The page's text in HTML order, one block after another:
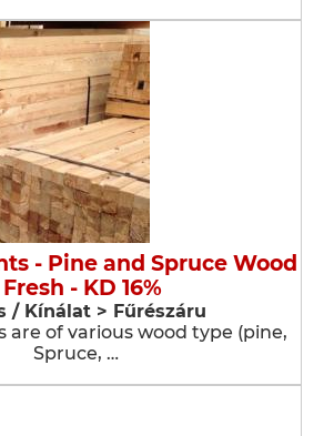
- Pine and Spruce Wood
Fresh - KD 16%
/ Kínálat > Fűrészáru
are of various wood type (pine,
Spruce, …